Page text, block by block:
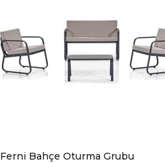
Ferni Bahçe Oturma Grubu